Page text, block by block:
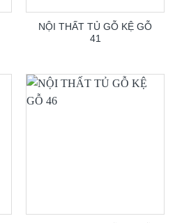
NỘI THẤT TỦ GỖ KỆ GỖ
41